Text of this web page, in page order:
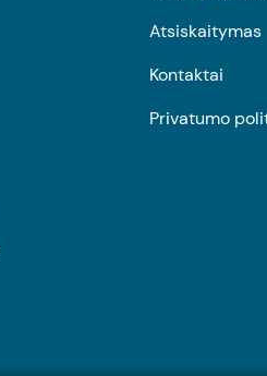
Atsiskaitymas
Kontaktai
Privatumo